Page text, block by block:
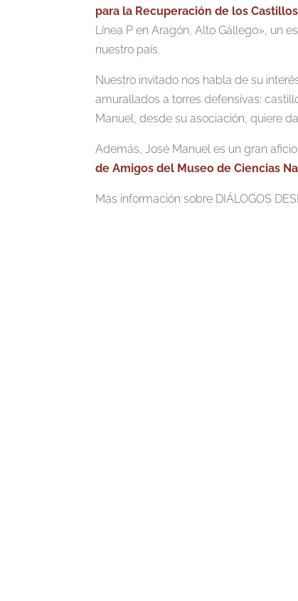
para la Recuperación de los
Línea P en Aragón, Alto Gállego», un
nuestro país.
Nuestro invitado nos habla de su
amurallados a torres defensivas:
Manuel, desde su asociación, quiere
Además, José Manuel es un gran
de Amigos del Museo de Ciencias
Más información sobre DIÁLOGOS